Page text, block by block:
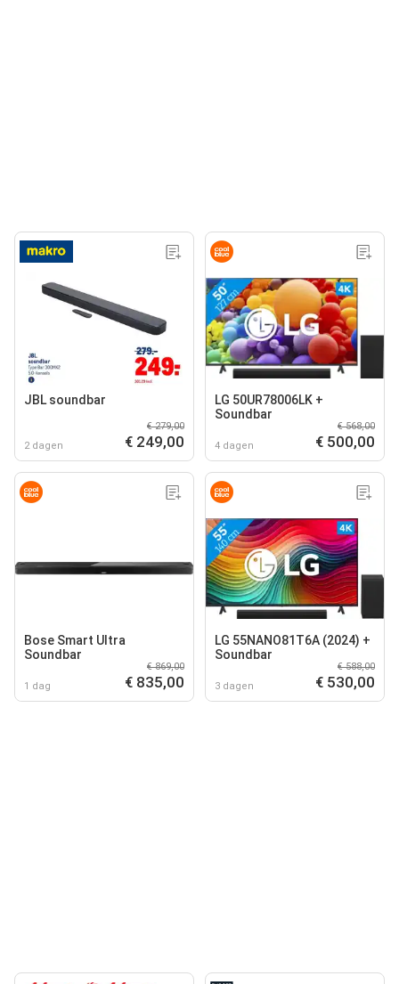
JBL soundbar
2 dagen
€ 279,00
€ 249,00
LG 50UR78006LK +
Soundbar
4 dagen
€ 568,00
€ 500,00
Bose Smart Ultra
Soundbar
1 dag
€ 869,00
€ 835,00
LG 55NANO81T6A (2024) +
Soundbar
3 dagen
€ 588,00
€ 530,00